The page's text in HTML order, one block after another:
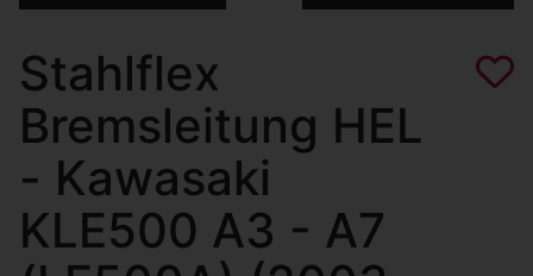
Stahlflex
Bremsleitung HEL
- Kawasaki
KLE500 A3 - A7